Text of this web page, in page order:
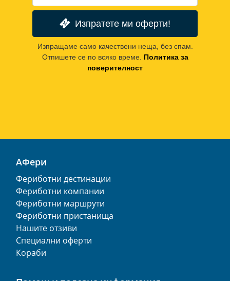
Изпратете ми оферти!
Изпращаме само качествени неща, без спам.
Отпишете се по всяко време. Политика за
поверителност
АФери
Фериботни дестинации
Фериботни компании
Фериботни маршрути
Фериботни пристанища
Нашите отзиви
Специални оферти
Кораби